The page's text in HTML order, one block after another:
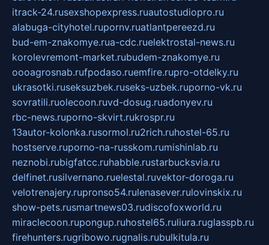
itrack-24.rusexshopexpress.ruautostudiopro.ru
alabuga-cityhotel.rupornv.ruatlantpereezd.ru
bud-em-znakomye.rua-cdc.ruelektrostal-news.ru
korolevremont-market.rubudem-znakomye.ru
oooagrosnab.rufpodaso.ruemfire.rupro-otdelky.ru
ukrasotki.ruseksuzbek.ruseks-uzbek.ruporno-vk.ru
sovratili.ruolecoon.ruvd-dosug.ruadonyev.ru
rbc-news.ruporno-skvirt.rukrospr.ru
13autor-kolonka.rusormol.ru2rich.ruhostel-65.ru
hostserve.ruporno-na-russkom.rumishinlab.ru
neznobi.rubigfatcc.ruhabble.rustarbucksvia.ru
delfinet.rusilvernano.ruelestal.ruvektor-doroga.ru
velotrenajery.rupronso54.rulenasever.rulovinskix.ru
show-pets.rusmartnews03.rudiscofoxworld.ru
miraclecoon.rupongup.ruhostel65.ruliura.ruglasspb.ru
firehunters.rugribowo.rugnalis.rubulkitula.ru